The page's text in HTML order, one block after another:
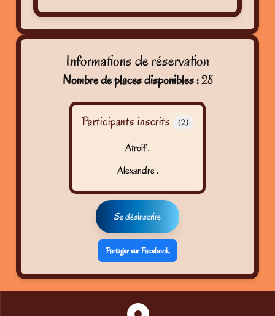
Informations de réservation
Nombre de places disponibles :28
Participants inscrits (2)
Atroïf .
Alexandre .
Se désinscrire
Partager sur Facebook